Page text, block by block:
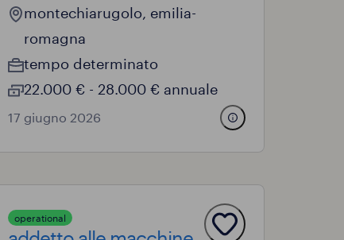
montechiarugolo, emilia-
romagna
tempo determinato
22.000 € - 28.000 € annuale
17 giugno 2026
operational